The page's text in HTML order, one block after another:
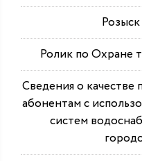
Ролик по Охране
Сведения о качестве
абонентам с
систем